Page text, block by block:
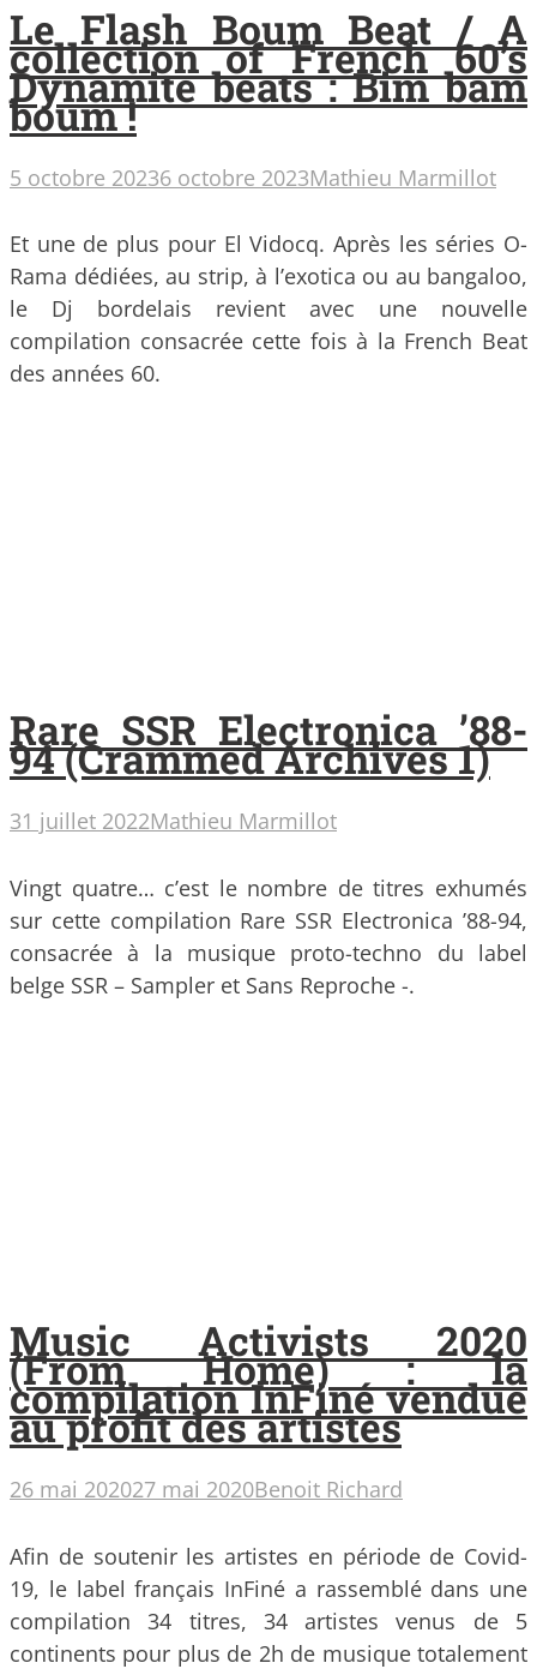
Le Flash Boum Beat / A
collection of French 60’s
Dynamite beats : Bim bam
boum !
5 octobre 20236 octobre 2023Mathieu Marmillot
Et une de plus pour El Vidocq. Après les séries O-
Rama dédiées, au strip, à l’exotica ou au bangaloo,
le Dj bordelais revient avec une nouvelle
compilation consacrée cette fois à la French Beat
des années 60.
Rare SSR Electronica ’88​-​
94 (Crammed Archives 1​)​
31 juillet 2022Mathieu Marmillot
Vingt quatre… c’est le nombre de titres exhumés
sur cette compilation Rare SSR Electronica ’88​-​94,
consacrée à la musique proto-techno du label
belge SSR – Sampler et Sans Reproche -.
Music Activists 2020
(From Home) : la
compilation InFiné vendue
au profit des artistes
26 mai 202027 mai 2020Benoit Richard
Afin de soutenir les artistes en période de Covid-
19, le label français InFiné a rassemblé dans une
compilation 34 titres, 34 artistes venus de 5
continents pour plus de 2h de musique totalement